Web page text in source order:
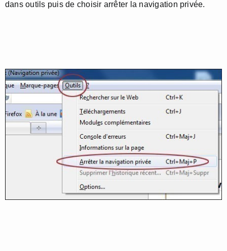
dans outils puis de choisir arrêter la navigation privée.